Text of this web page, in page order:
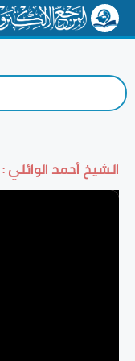
الشيخ أحمد الوائلي :